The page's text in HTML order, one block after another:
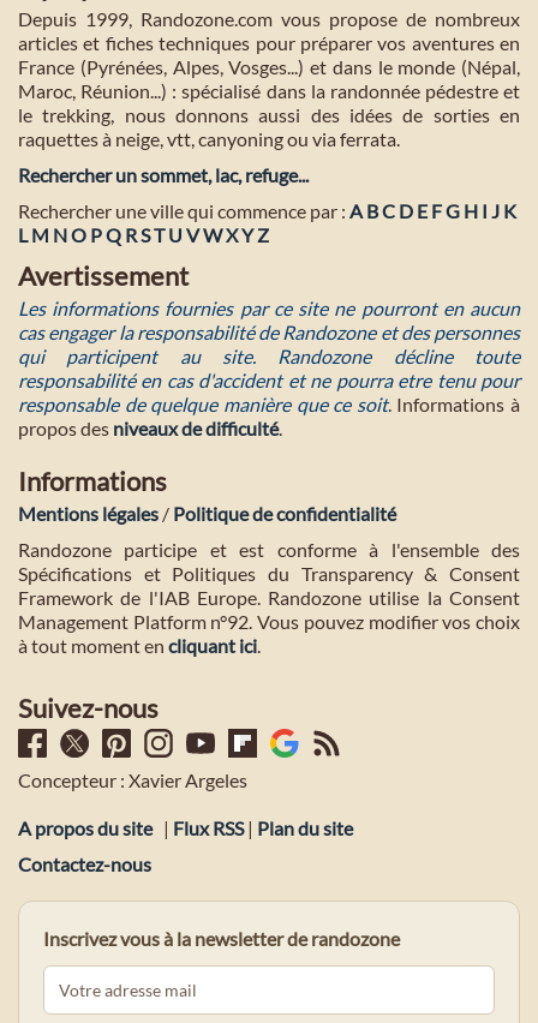
Depuis 1999, Randozone.com vous propose de nombreux
articles et fiches techniques pour préparer vos aventures en
France (Pyrénées, Alpes, Vosges...) et dans le monde (Népal,
Maroc, Réunion...) : spécialisé dans la randonnée pédestre et
le trekking, nous donnons aussi des idées de sorties en
raquettes à neige, vtt, canyoning ou via ferrata.
Rechercher un sommet, lac, refuge...
Rechercher une ville qui commence par : A BC D E FG H I J K
L M NO PQ RST U VWXYZ
Avertissement
Les informations fournies par ce site ne pourront en aucun
cas engager la responsabilité de Randozone et des personnes
qui participent au site. Randozone décline toute
responsabilité en cas d'accident et ne pourra etre tenu pour
responsable de quelque manière que ce soit. Informations à
propos des niveaux de difficulté.
Informations
Mentions légales / Politique de confidentialité
Randozone participe et est conforme à l'ensemble des
Spécifications et Politiques du Transparency & Consent
Framework de l'IAB Europe. Randozone utilise la Consent
Management Platform n°92. Vous pouvez modifier vos choix
à tout moment en cliquant ici.
Suivez-nous
Concepteur : Xavier Argeles
A propos du site | Flux RSS| Plan du site
Contactez-nous
Inscrivez vous à la newsletter de randozone